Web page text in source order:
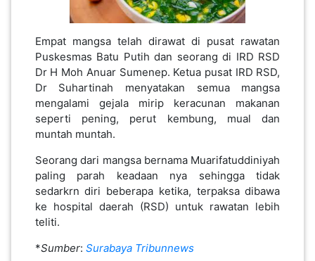
Dr Suhartinah menyatakan semua mangsa
mengalami gejala mirip keracunan makanan
seperti pening, perut kembung, mual dan
muntah muntah.
Seorang dari mangsa bernama Muarifatuddiniyah
paling parah keadaan nya sehingga tidak
sedarkrn diri beberapa ketika, terpaksa dibawa
ke hospital daerah (RSD) untuk rawatan lebih
*Sumber:Surabaya Tribunnews
Berdasarkan kajian ilmiah dan saintifik, manfaat
daun moringaamat banyak, jauh mengatasi
keburukannya.
BENDA(1)
LAIN-
KEPERLUAN(16)
SELECT NEGERI
SELANGOR(37)